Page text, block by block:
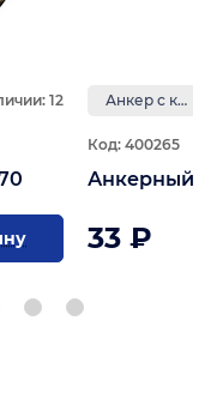
12 Анкер с крюком
Код: 400265
Анкерный
33 ₽